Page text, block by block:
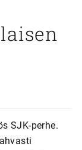
SJK-perhe.